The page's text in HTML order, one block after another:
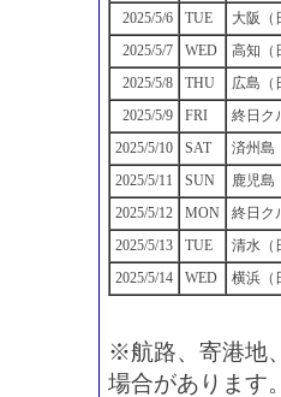
2025/5/6
TUE 大阪（
2025/5/7
WED 高知（
2025/5/8
THU 広島（
2025/5/9
FRI
終日ク
2025/5/10
SAT 済州島
2025/5/11
SUN 鹿児島
2025/5/12
MON
終日ク
2025/5/13
TUE 清水（
2025/5/14
WED 横浜（
※航路、寄港地
場合があります。